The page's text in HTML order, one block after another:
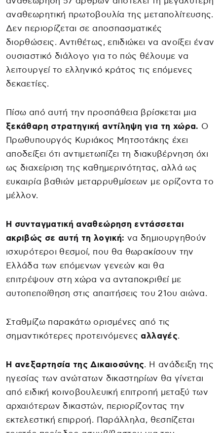
αναθεωρητική πρωτοβουλία της μεταπολίτευσης.
Δεν περιορίζεται σε αποσπασματικές
διορθώσεις. Αντιθέτως, επιδιώκει να ανοίξει έναν
ουσιαστικό διάλογο για το πώς θέλουμε να
λειτουργεί το ελληνικό κράτος τις επόμενες
δεκαετίες.
Πίσω από αυτή την προσπάθεια βρίσκεται μια
ξεκάθαρη στρατηγική αντίληψη για τη χώρα. Ο
Πρωθυπουργός Κυριάκος Μητσοτάκης έχει
αποδείξει ότι αντιμετωπίζει τη διακυβέρνηση όχι
ως διαχείριση της καθημερινότητας, αλλά ως
ευκαιρία βαθιών μεταρρυθμίσεων με ορίζοντα το
μέλλον.
Η συνταγματική αναθεώρηση εντάσσεται
ακριβώς σε αυτή τη λογική: να δημιουργηθούν
ισχυρότεροι θεσμοί, που θα θωρακίσουν την
Ελλάδα των επόμενων γενεών και θα
επιτρέψουν στη χώρα να ανταποκριθεί με
αυτοπεποίθηση στις απαιτήσεις του 21ου αιώνα.
Σταθμίζω παρακάτω ορισμένες από τις
σημαντικότερες προτεινόμενες αλλαγές.
Η ανεξαρτησία της Δικαιοσύνης. Η ανάδειξη της
ηγεσίας των ανώτατων δικαστηρίων θα γίνεται
από ειδική κοινοβουλευική επιτροπή μεταξύ των
αρχαιότερων δικαστών, περιορίζοντας την
εκτελεστική επιρροή. Παράλληλα, θεσπίζεται